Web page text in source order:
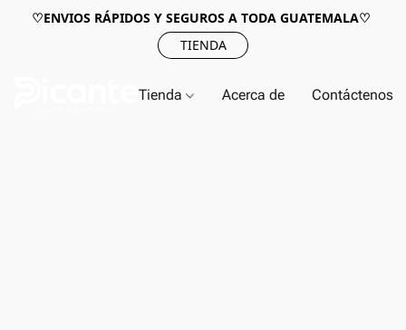
♡ENVIOS RÁPIDOS Y SEGUROS A TODA GUATEMALA♡
TIENDA
Tienda Acerca de Contáctenos